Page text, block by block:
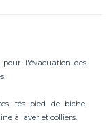
l'évacuation des
tés pied de biche,
à laver et colliers.